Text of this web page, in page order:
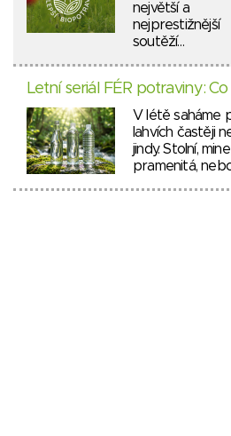
největší a
nejprestižnější
soutěží…
Letní seriál FÉR potraviny:
V létě saháme
lahvích častěji
jindy. Stolní,
pramenitá,